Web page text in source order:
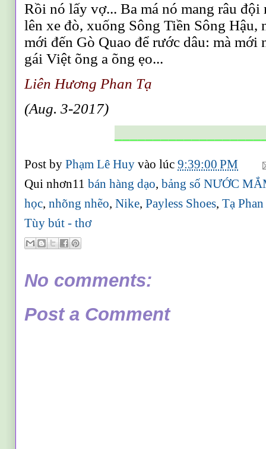
Rồi nó lấy vợ...Ba má nó mang râu
lên xe đò, xuống Sông Tiền Sông Hậu,
mới đến Gò Quao để rước dâu: mà mới
gái Việt õng a õng ẹo...
Liên Hương Phan Tạ
(Aug. 3-2017)
Post byPhạm Lê Huyvào lúc9:39:00 PM
Qui nhơn11bán hàng dạo,bảng số NƯỚC
học,nhõng nhẽo,Nike,Payless Shoes,Tạ
Tùy bút - thơ
No comments:
Post a Comment